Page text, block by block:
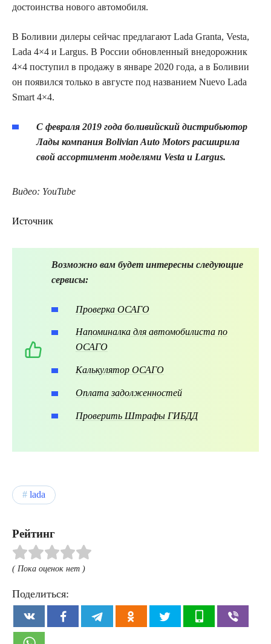
достоинства нового автомобиля.
В Боливии дилеры сейчас предлагают Lada Granta, Vesta,
Lada 4×4 и Largus. В России обновленный внедорожник
4×4 поступил в продажу в январе 2020 года, а в Боливии
он появился только в августе под названием Nuevo Lada
Smart 4×4.
C февраля 2019 года боливийский дистрибьютор
Лады компания Bolivian Auto Motors расширила
свой ассортимент моделями Vesta и Largus.
Видео: YouTube
Источник
Возможно вам будет интересны следующие
сервисы:
Проверка ОСАГО
Напоминалка для автомобилиста по
ОСАГО
Калькулятор ОСАГО
Оплата задолженностей
Проверить Штрафы ГИБДД
lada
Рейтинг
( Пока оценок нет )
Поделиться: